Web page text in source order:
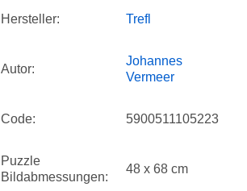
Hersteller: Trefl
Autor:
Johannes
Vermeer
Code: 5900511105223
Puzzle
Bildabmessungen:
48 x 68 cm